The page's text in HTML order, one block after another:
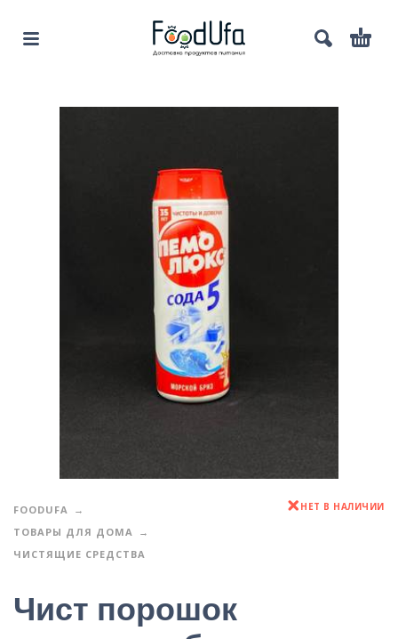
FOODUFA
ТОВАРЫ ДЛЯ ДОМА
ЧИСТЯЩИЕ СРЕДСТВА
НЕТ В НАЛИЧИИ
Чист порошок